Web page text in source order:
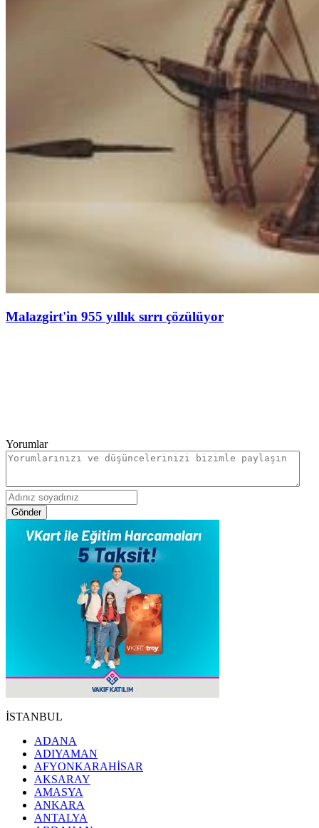
Malazgirt'in 955 yıllık sırrı çözülüyor
Yorumlar
Gönder
İSTANBUL
ADANA
ADIYAMAN
AFYONKARAHİSAR
AKSARAY
AMASYA
ANKARA
ANTALYA